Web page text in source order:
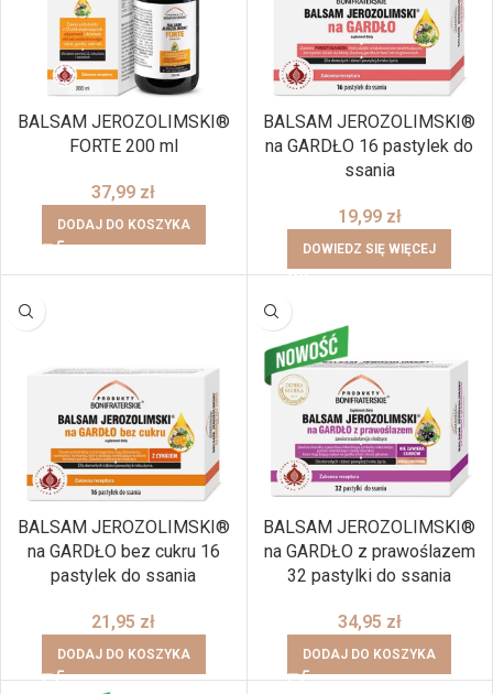
BALSAM JEROZOLIMSKI®
FORTE 200 ml
37,99 zł
DODAJ DO KOSZYKA
BALSAM JEROZOLIMSKI®
na GARDŁO 16 pastylek do
ssania
19,99 zł
DOWIEDZ SIĘ WIĘCEJ
BALSAM JEROZOLIMSKI®
na GARDŁO bez cukru 16
pastylek do ssania
21,95 zł
DODAJ DO KOSZYKA
BALSAM JEROZOLIMSKI®
na GARDŁO z prawoślazem
32 pastylki do ssania
34,95 zł
DODAJ DO KOSZYKA